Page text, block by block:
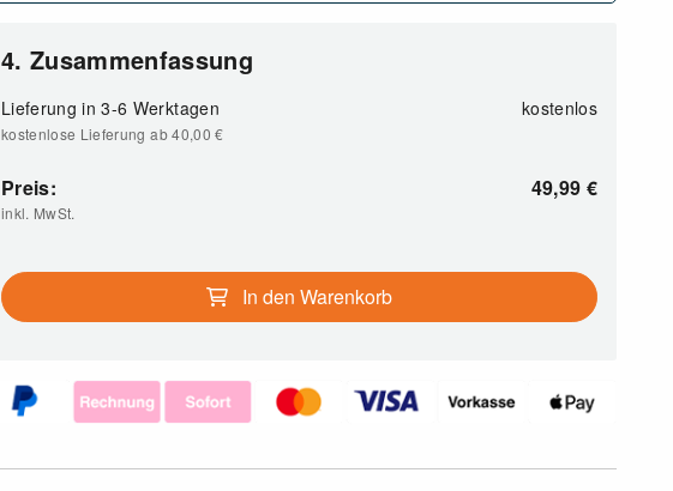
4. Zusammenfassung
Lieferung in 3-6 Werktagen kostenlos
kostenlose Lieferung ab 40,00€
Preis:
inkl. MwSt.
49,99 €
In den Warenkorb